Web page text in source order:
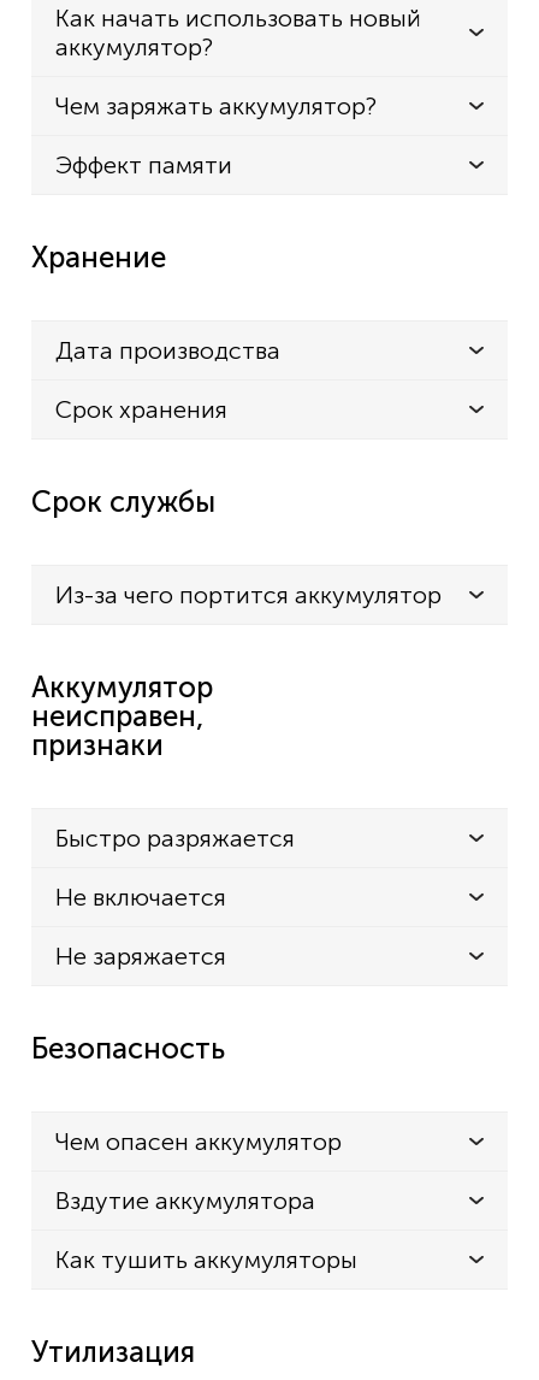
Как начать использовать новый
аккумулятор?
Чем заряжать аккумулятор?
Эффект памяти
Хранение
Дата производства
Срок хранения
Срок службы
Из-за чего портится аккумулятор
Аккумулятор
неисправен,
признаки
Быстро разряжается
Не включается
Не заряжается
Безопасность
Чем опасен аккумулятор
Вздутие аккумулятора
Как тушить аккумуляторы
Утилизация